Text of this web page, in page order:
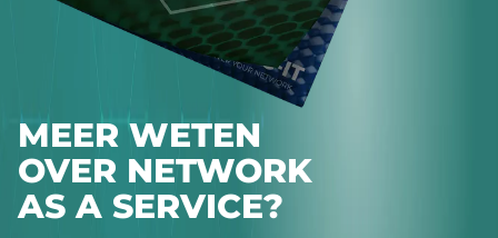
MEER WETEN
OVER NETWORK
AS A SERVICE?